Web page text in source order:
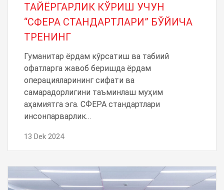
ТАЙЁРГАРЛИК КЎРИШ УЧУН
“СФЕРА СТАНДАРТЛАРИ” БЎЙИЧА
ТРЕНИНГ
Гуманитар ёрдам кўрсатиш ва табиий
офатларга жавоб беришда ёрдам
операцияларининг сифати ва
самарадорлигини таъминлаш муҳим
аҳамиятга эга. СФЕРА стандартлари
инсонпарварлик…
13 Dek 2024